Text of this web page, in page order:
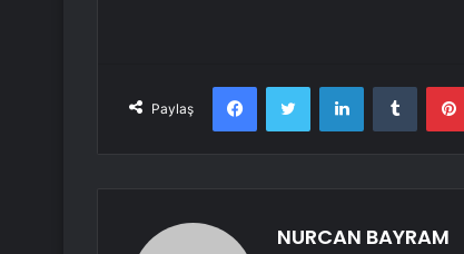
Paylaş
FacebookTwitter LinkedInTumblr
NURCAN BAYRAM